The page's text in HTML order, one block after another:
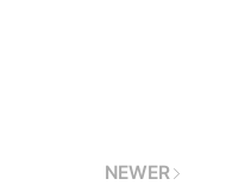
NEWER